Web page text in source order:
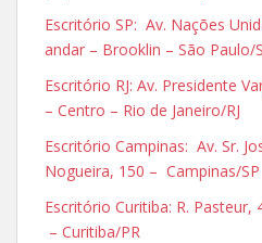
Escritório SP: Av. Nações
andar – Brooklin – São Paulo/
Escritório RJ: Av. Presidente
– Centro – Rio de Janeiro/RJ
Escritório Campinas: Av. Sr.
Nogueira, 150 – Campinas/SP
Escritório Curitiba: R. Pasteur,
– Curitiba/PR